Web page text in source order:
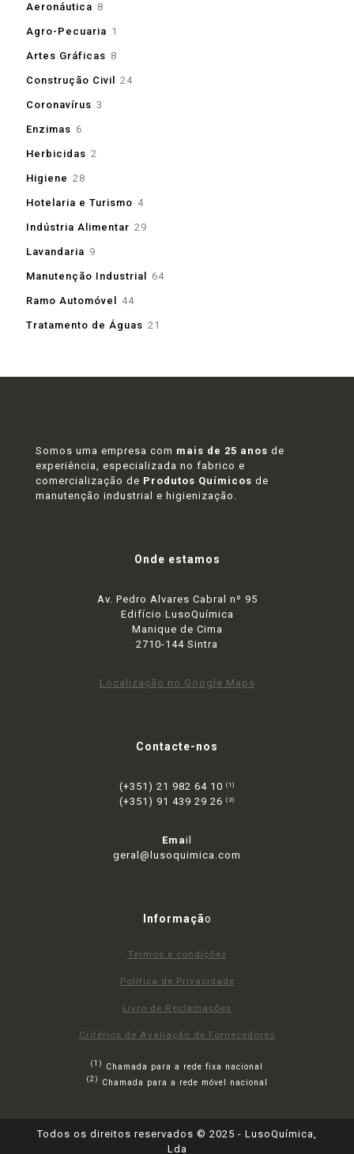
Aeronáutica 8
Agro-Pecuaria 1
Artes Gráficas 8
Construção Civil
2424
Coronavírus 3
Enzimas 6
Herbicidas 2
Higiene 28
Hotelaria e Turismo 44
Indústria Alimentar 29
Lavandaria 9
Manutenção Industrial
6464
Ramo Automóvel
4444
Tratamento de Águas 21
Somos uma empresa com mais de 25 anos de
experiência, especializada no fabrico e
comercialização de Produtos Químicos de
manutenção industrial e higienização.
Onde estamos
Av. Pedro Alvares Cabral nº 95
Edifício LusoQuímica
Manique de Cima
2710-144 Sintra
Localização no Google Maps
Contacte-nos
(+351) 21 982 64 10 (1)
(+351) 91 439 29 26 (2)
Email
geral@lusoquimica.com
Informação
Termos e condições
Política de Privacidade
Livro de Reclamações
Critérios de Avaliação de Fornecedores
(1) Chamada para a rede fixa nacional
(2) Chamada para a rede móvel nacional
Todos os direitos reservados © 2025 - LusoQuímica,
Lda